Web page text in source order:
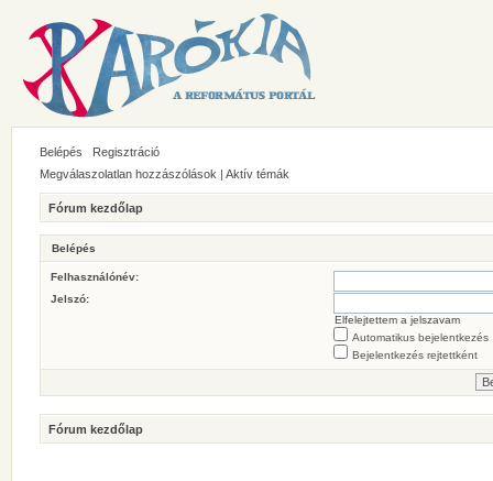
Belépés
Regisztráció
Megválaszolatlan hozzászólások | Aktív témák
Fórum kezdőlap
Belépés
Felhasználónév:
Jelszó:
Elfelejtettem a jelszavam
Automatikus bejelentkezés
Bejelentkezés rejtettként
Fórum kezdőlap